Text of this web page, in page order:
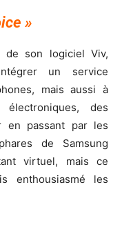
»
de son logiciel Viv,
un service
mais aussi à
des
en passant par les
de Samsung
virtuel, mais ce
enthousiasmé les